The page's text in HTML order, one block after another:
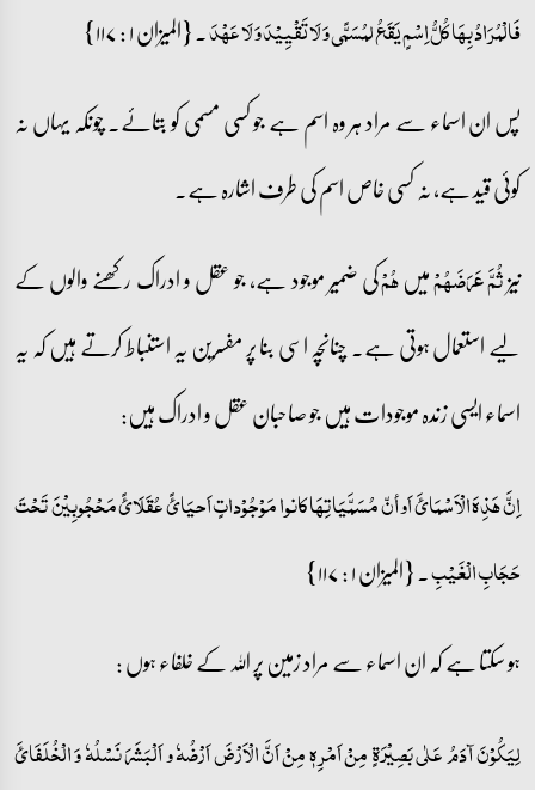
فَالْمُرَادُ بِہَا کُلُّ اِسْمٍ یَقَعُ لمُسَمًّی وَ لَا تَقْیِیْدَ وَ لَا عَہْدَ۔ {المیزان ۱ : ۱۱۷}
پس ان اسماء سے مراد ہر وہ اسم ہے جو کسی مسمی کو بتائے۔ چونکہ یہاں نہ
کوئی قید ہے، نہ کسی خاص اسم کی طرف اشارہ ہے۔
نیزثُمَّ عَرَضَہُمۡمیںہُمۡکی ضمیر موجود ہے، جو عقل و ادراک رکھنے والوں کے
لیے استعمال ہوتی ہے۔ چنانچہ اسی بنا پر مفسرین یہ استنباط کرتے ہیں کہ یہ
اسماء ایسی زندہ موجودات ہیں جو صاحبان عقل و ادراک ہیں:
اِنَّ ھَذِہَ الْاَسْمَائَ اَو أنّ مُسَمَّیَاتِھَا کانوا مَوْجُوْداتٍ اَحیَائً عُقَلَائً مَحْجُوبِیْنَ تَحْتَ
حَجَابِ الْغَیْبِ۔ {المیزان ۱ : ۱۱۷}
ہو سکتا ہے کہ ان اسماء سے مراد زمین پر اللہ کے خلفاء ہوں :
لِیَکُوْنَ آدَمُ عَلٰی بَصِیْرَۃٍ مِنْ اَمْرِہٖ مِنْ اَنَّ الْاَرْضَ اَرْضُہٗ و اَلْبَشَرَ نَسْلُہٗ وَ الْخُلَفَائَ